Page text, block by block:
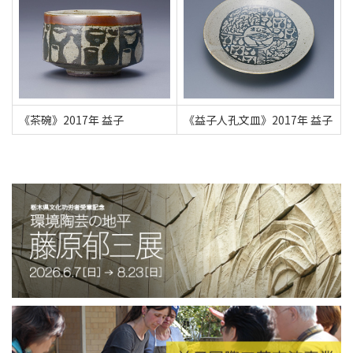
《茶碗》2017年 益子 《益子人孔文皿》2017年 益子